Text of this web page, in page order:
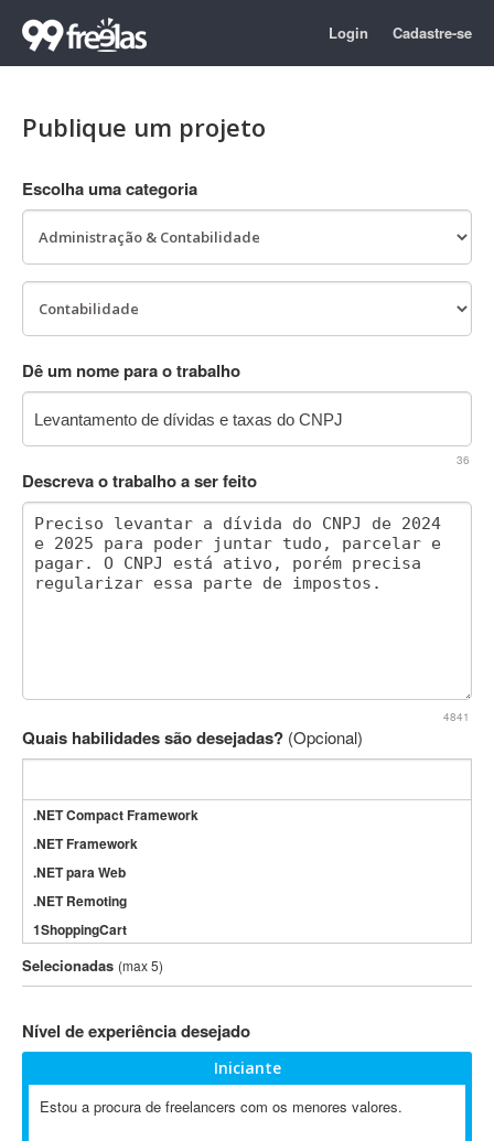
Login Cadastre-se
Publique um projeto
Escolha uma categoria
Dê um nome para o trabalho
36
Descreva o trabalho a ser feito
4841
Quais habilidades são desejadas? (Opcional)
.NET Compact Framework
.NET Framework
.NET para Web
.NET Remoting
1ShoppingCart
3DS Max
3GSM
802.11
A-GPS
Selecionadas (max 5)
Nível de experiência desejado
Iniciante
Estou a procura de freelancers com os menores valores.